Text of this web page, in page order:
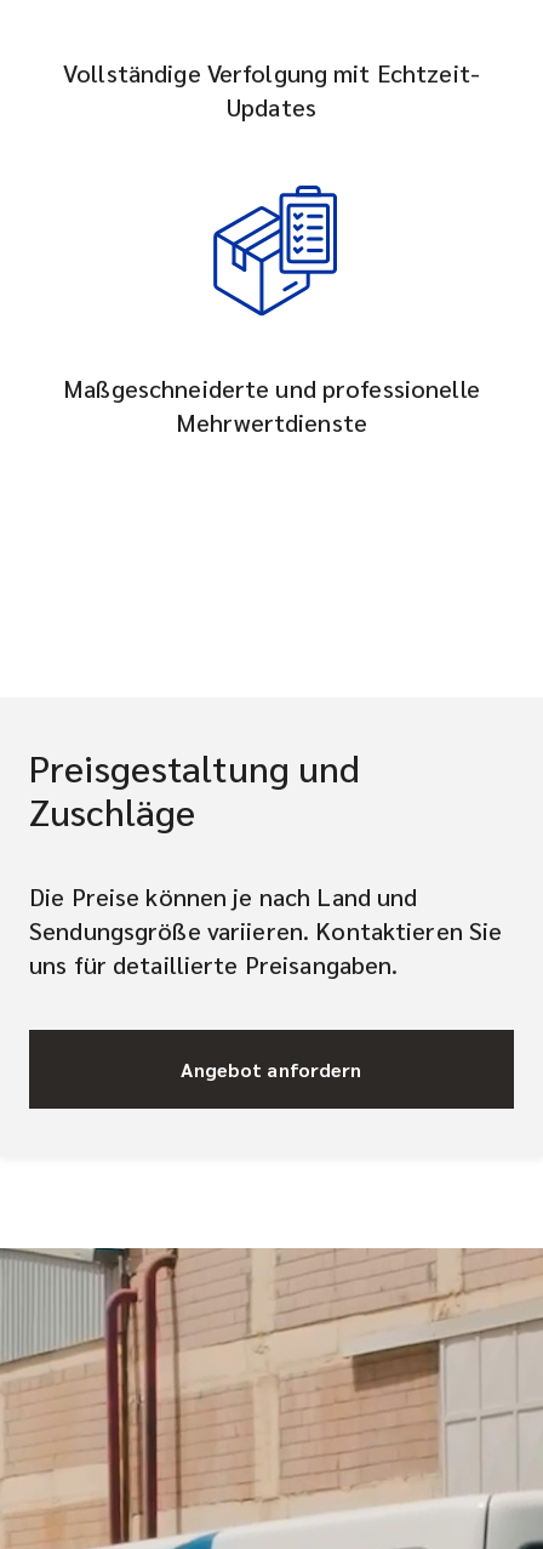
Vollständige Verfolgung mit Echtzeit-
Updates
Maßgeschneiderte und professionelle
Mehrwertdienste
Preisgestaltung und
Zuschläge
Die Preise können je nach Land und
Sendungsgröße variieren. Kontaktieren Sie
uns für detaillierte Preisangaben.
Angebot anfordern